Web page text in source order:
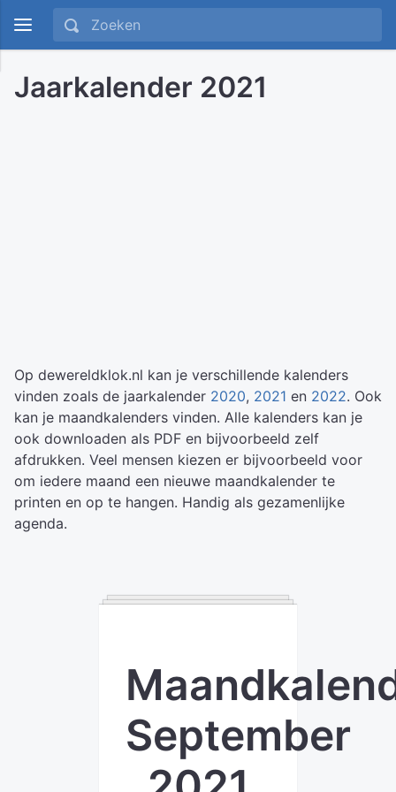
Jaarkalender 2021
Op dewereldklok.nl kan je verschillende kalenders
vinden zoals de jaarkalender 2020, 2021 en 2022. Ook
kan je maandkalenders vinden. Alle kalenders kan je
ook downloaden als PDF en bijvoorbeeld zelf
afdrukken. Veel mensen kiezen er bijvoorbeeld voor
om iedere maand een nieuwe maandkalender te
printen en op te hangen. Handig als gezamenlijke
agenda.
September